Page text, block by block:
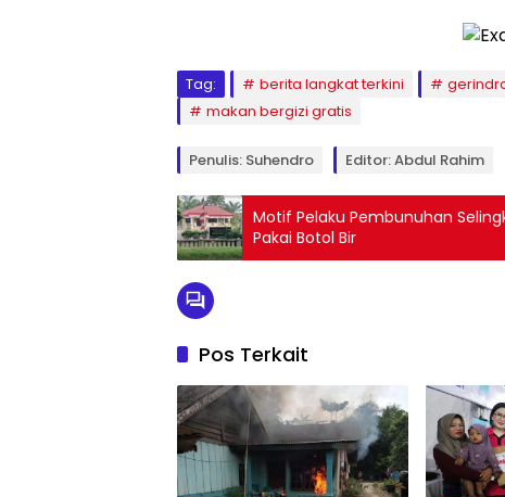
Tag: berita langkat terkini
makan bergizi gratis
Penulis: Suhendro Editor: Abdul Rahim
Motif Pelaku Pembunuhan
Pakai Botol Bir
Pos Terkait